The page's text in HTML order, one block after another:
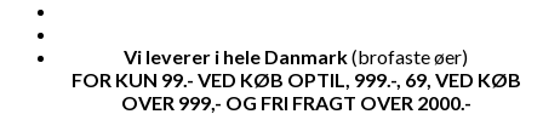
Vi leverer i hele Danmark(brofaste øer)
FOR KUN 99.- VED KØB OPTIL, 999.-, 69, VED KØB
OVER 999,- OG FRI FRAGT OVER 2000.-